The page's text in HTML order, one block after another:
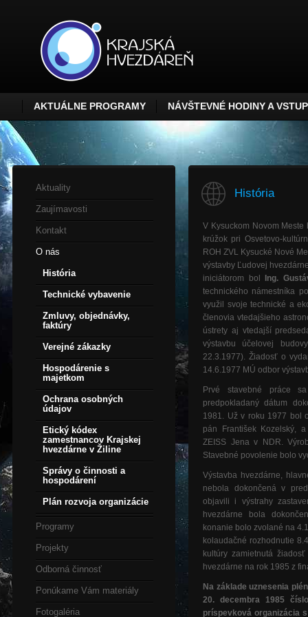
AKTUÁLNE PROGRAMY NÁVŠTEVNÉ HODINY A
Aktuality
Zaujímavosti
Kontakt
O nás
História
Technické vybavenie
Zmluvy, objednávky,
faktúry
Verejné zákazky
Hospodárenie s
majetkom
Ochrana osobných
údajov
Etický kódex
zamestnancov Krajskej
hvezdárne v Žiline
Správy o činnosti a
hospodárení
Plán rozvoja organizácie
Programy
Projekty
Odborná činnosť
Ponúkame Vám materiály
Fotogaléria
História
V Kysuckom Novom
krúžok pri Osvetovo-
ROH ZVL Kysucké Nové
výstavby Ľudovej
iniciátorom bol
Ing.
technického námestníka
využil svoje technické a
členovia vtedajšieho
ústrety aj vtedajší
výstavbu účelovej
22.3.1977). Žiadosť o
14.6.1977 MÚ odbor
Prvé stavebné práce
predpokladaný dátum
1981. Už v roku 1977 bol
pán František Kozelský,
ZEISS Jena v NDR.
Stavebné povolenie bolo
Výstavba hvezdárne,
nebola dokončená v
objavili i výstrahy
hvezdárne bola
konanie bolo zvolané na
kolaudačné rozhodnutie
kultúry zamietnutá
hvezdárne na rok 1985 z
Na základe uznesenia
20. decembra 1985
príspevková organizácia